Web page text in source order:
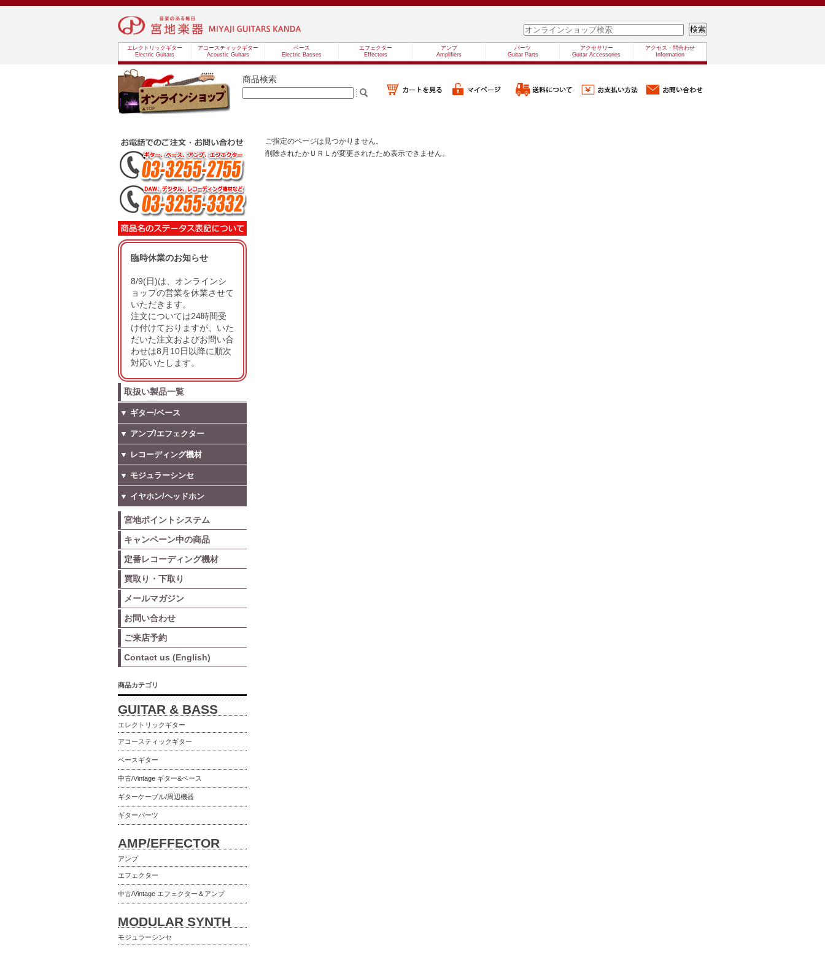
エレクトリックギター
Electric Guitars
アコースティックギター
Acoustic Guitars
ベース
Electric Basses
エフェクター
Effectors
アンプ
Amplifiers
パーツ
Guitar Parts
アクセサリー
Guitar Accessories
アクセス・問合わせ
Information
商品検索
ご指定のページは見つかりません。
削除されたかＵＲＬが変更されたため表示できません。
臨時休業のお知らせ
8/9(日)は、オンラインシ
ョップの営業を休業させて
いただきます。
注文については24時間受
け付けておりますが、いた
だいた注文およびお問い合
わせは8月10日以降に順次
対応いたします。
取扱い製品一覧
▼ ギター/ベース
▼ アンプ/エフェクター
▼ レコーディング機材
▼ モジュラーシンセ
▼ イヤホン/ヘッドホン
宮地ポイントシステム
キャンペーン中の商品
定番レコーディング機材
買取り・下取り
メールマガジン
お問い合わせ
ご来店予約
Contact us (English)
商品カテゴリ
GUITAR & BASS
エレクトリックギター
アコースティックギター
ベースギター
中古/Vintage ギター&ベース
ギターケーブル/周辺機器
ギターパーツ
AMP/EFFECTOR
アンプ
エフェクター
中古/Vintage エフェクター＆アンプ
MODULAR SYNTH
モジュラーシンセ